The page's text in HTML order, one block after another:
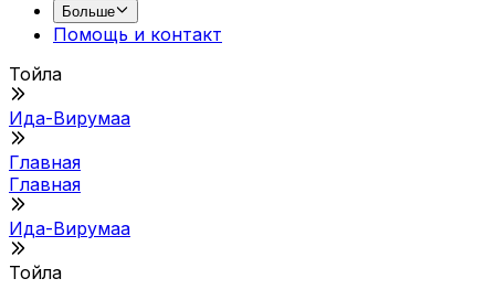
Больше
Помощь и контакт
Тойла
Ида-Вирумаа
Главная
Главная
Ида-Вирумаа
Тойла